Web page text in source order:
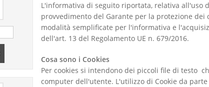
L'informativa di seguito riportata, relativa all'uso
provvedimento del Garante per la protezione
modalità semplificate per l'informativa e
dell'art. 13 del Regolamento UE n. 679/2016.
Cosa sono i Cookies
Per cookies si intendono dei piccoli file di testo
computer dell'utente. L'utilizzo di Cookie da